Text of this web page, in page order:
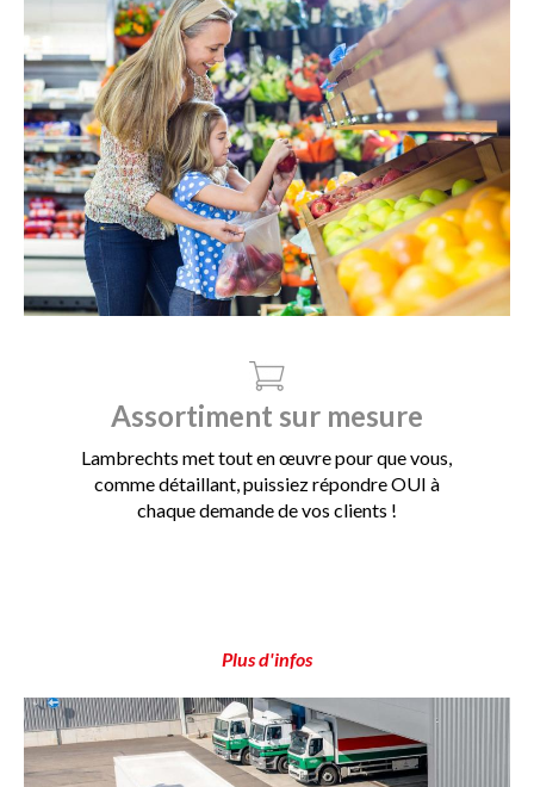
Assortiment sur mesure
Lambrechts met tout en œuvre pour que vous,
comme détaillant, puissiez répondre OUI à
chaque demande de vos clients !
Plus d'infos